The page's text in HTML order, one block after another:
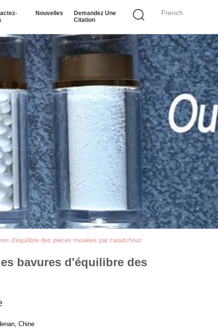
French
Nouvelles
Demandez Une
Citation
d'équilibre des pièces moulées par caoutchouc
bavures d'équilibre des
Chine